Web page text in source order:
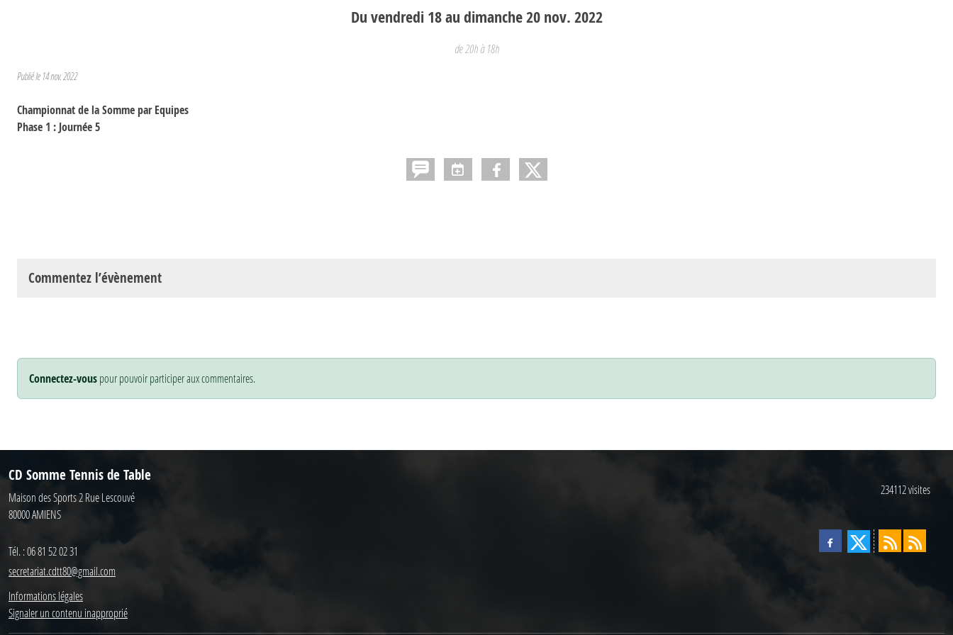
Duvendredi18audimanche20 nov.2022
de 20h à 18h
Publié le 14 nov. 2022
Championnat de la Somme par Equipes
Phase 1 : Journée 5
Commentez l’évènement
Connectez-vouspour pouvoir participer aux commentaires.
CD Somme Tennis de Table
Maison des Sports 2 Rue Lescouvé
80000AMIENS
Tél. :06 81 52 02 31
secretariat.cdtt80@gmail.com
Informations légales
Signaler un contenu inapproprié
234112visites